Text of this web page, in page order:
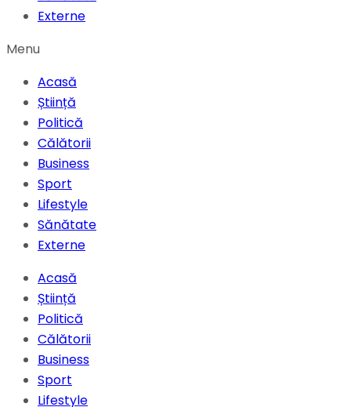
Externe
Menu
Acasă
Știință
Politică
Călătorii
Business
Sport
Lifestyle
Sănătate
Externe
Acasă
Știință
Politică
Călătorii
Business
Sport
Lifestyle